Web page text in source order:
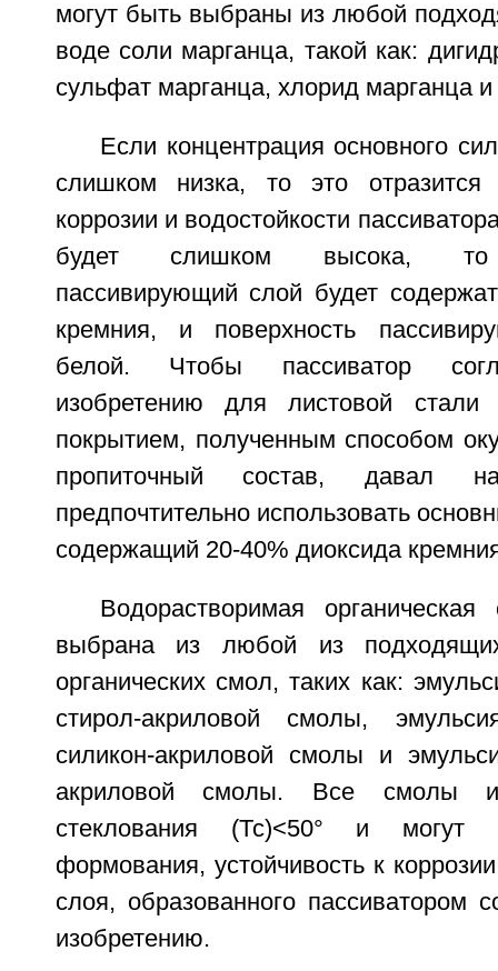
могут быть выбраны из любой
воде соли марганца, такой как:
сульфат марганца, хлорид марганца и
Если концентрация основного
слишком низка, то это отразится
коррозии и водостойкости
будет слишком высока, то
пассивирующий слой будет
кремния, и поверхность
белой. Чтобы пассиватор
изобретению для листовой
покрытием, полученным способом
пропиточный состав, давал
предпочтительно использовать
содержащий 20-40% диоксида
Водорастворимая
выбрана из любой из
органических смол, таких как:
стирол-акриловой смолы,
силикон-акриловой смолы и
акриловой смолы. Все смолы
стеклования (Тс)<50° и могут
формования, устойчивость к
слоя, образованного пассиватором
изобретению.